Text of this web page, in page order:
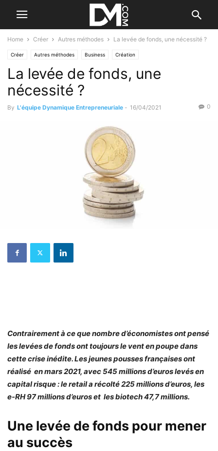
Home Créer Autres méthodes La levée de fonds, une nécessité ?
Créer Autres méthodes Business Création
La levée de fonds, une
nécessité ?
By L'équipe Dynamique Entrepreneuriale - 16/04/2021 0
Contrairement à ce que nombre d’économistes ont pensé
les levées de fonds ont toujours le vent en poupe dans
cette crise inédite. Les jeunes pousses françaises ont
réalisé en mars 2021, avec 545 millions d’euros levés en
capital risque : le retail a récolté 225 millions d’euros, les
e-RH 97 millions d’euros et les biotech 47,7 millions.
Une levée de fonds pour mener
au succès